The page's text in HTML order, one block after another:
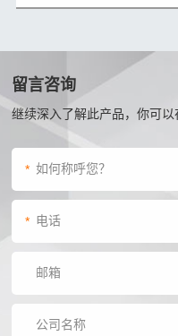
留言咨询
继续深入了解此产品，你可
*
*